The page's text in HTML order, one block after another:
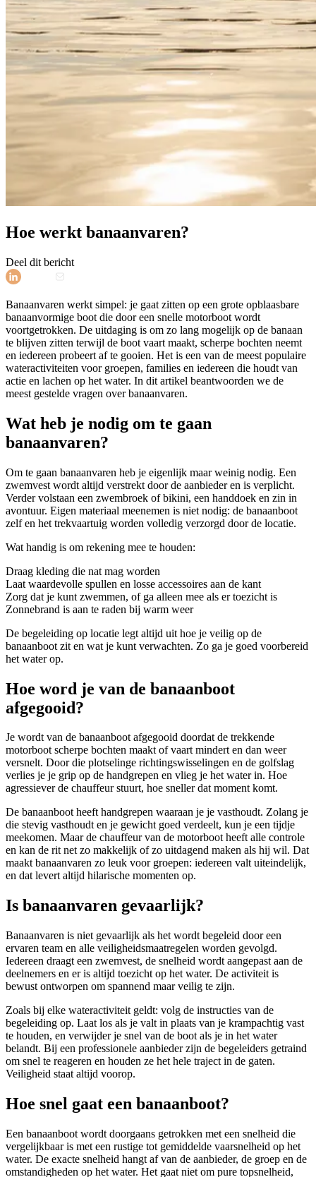
Hoe werkt banaanvaren?
Deel dit bericht
Banaanvaren werkt simpel: je gaat zitten op een grote opblaasbare
banaanvormige boot die door een snelle motorboot wordt
voortgetrokken. De uitdaging is om zo lang mogelijk op de banaan
te blijven zitten terwijl de boot vaart maakt, scherpe bochten neemt
en iedereen probeert af te gooien. Het is een van de meest populaire
wateractiviteiten voor groepen, families en iedereen die houdt van
actie en lachen op het water. In dit artikel beantwoorden we de
meest gestelde vragen over banaanvaren.
Wat heb je nodig om te gaan
banaanvaren?
Om te gaan banaanvaren heb je eigenlijk maar weinig nodig. Een
zwemvest wordt altijd verstrekt door de aanbieder en is verplicht.
Verder volstaan een zwembroek of bikini, een handdoek en zin in
avontuur. Eigen materiaal meenemen is niet nodig: de banaanboot
zelf en het trekvaartuig worden volledig verzorgd door de locatie.
Wat handig is om rekening mee te houden:
Draag kleding die nat mag worden
Laat waardevolle spullen en losse accessoires aan de kant
Zorg dat je kunt zwemmen, of ga alleen mee als er toezicht is
Zonnebrand is aan te raden bij warm weer
De begeleiding op locatie legt altijd uit hoe je veilig op de
banaanboot zit en wat je kunt verwachten. Zo ga je goed voorbereid
het water op.
Hoe word je van de banaanboot
afgegooid?
Je wordt van de banaanboot afgegooid doordat de trekkende
motorboot scherpe bochten maakt of vaart mindert en dan weer
versnelt. Door die plotselinge richtingswisselingen en de golfslag
verlies je je grip op de handgrepen en vlieg je het water in. Hoe
agressiever de chauffeur stuurt, hoe sneller dat moment komt.
De banaanboot heeft handgrepen waaraan je je vasthoudt. Zolang je
die stevig vasthoudt en je gewicht goed verdeelt, kun je een tijdje
meekomen. Maar de chauffeur van de motorboot heeft alle controle
en kan de rit net zo makkelijk of zo uitdagend maken als hij wil. Dat
maakt banaanvaren zo leuk voor groepen: iedereen valt uiteindelijk,
en dat levert altijd hilarische momenten op.
Is banaanvaren gevaarlijk?
Banaanvaren is niet gevaarlijk als het wordt begeleid door een
ervaren team en alle veiligheidsmaatregelen worden gevolgd.
Iedereen draagt een zwemvest, de snelheid wordt aangepast aan de
deelnemers en er is altijd toezicht op het water. De activiteit is
bewust ontworpen om spannend maar veilig te zijn.
Zoals bij elke wateractiviteit geldt: volg de instructies van de
begeleiding op. Laat los als je valt in plaats van je krampachtig vast
te houden, en verwijder je snel van de boot als je in het water
belandt. Bij een professionele aanbieder zijn de begeleiders getraind
om snel te reageren en houden ze het hele traject in de gaten.
Veiligheid staat altijd voorop.
Hoe snel gaat een banaanboot?
Een banaanboot wordt doorgaans getrokken met een snelheid die
vergelijkbaar is met een rustige tot gemiddelde vaarsnelheid op het
water. De exacte snelheid hangt af van de aanbieder, de groep en de
omstandigheden op het water. Het gaat niet om pure topsnelheid,